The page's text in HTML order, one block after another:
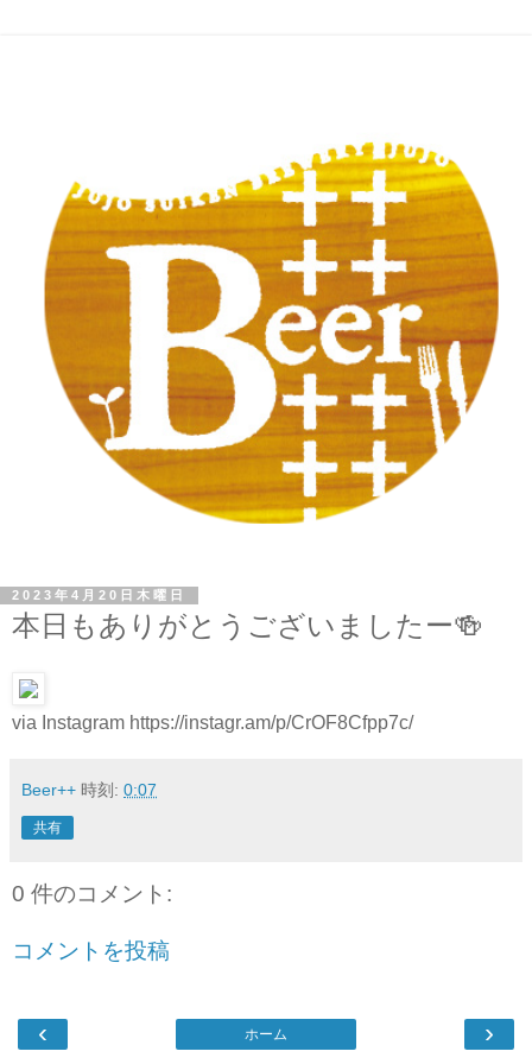
2023年4月20日木曜日
本日もありがとうございましたー🍻
via Instagram https://instagr.am/p/CrOF8Cfpp7c/
Beer++ 時刻: 0:07
共有
0 件のコメント:
コメントを投稿
‹ ›
ホーム